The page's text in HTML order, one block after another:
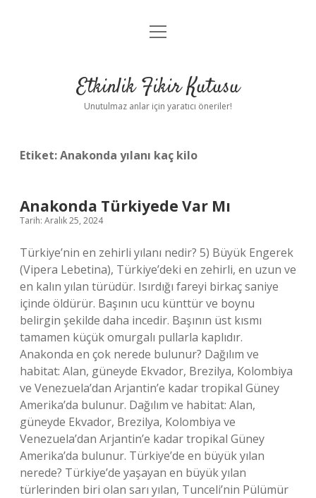
Anasayfa
Yasal Uyarı
menüyü
Etkinlik Fikir Kutusu
Unutulmaz anlar için yaratıcı öneriler!
Etiket:Anakonda yılanı kaç kilo
Anakonda Türkiyede Var Mı
Tarih: Aralık 25, 2024
Türkiye’nin en zehirli yılanı nedir? 5) Büyük Engerek
(Vipera Lebetina), Türkiye’deki en zehirli, en uzun ve
en kalın yılan türüdür. Isırdığı fareyi birkaç saniye
içinde öldürür. Başının ucu künttür ve boynu
belirgin şekilde daha incedir. Başının üst kısmı
tamamen küçük omurgalı pullarla kaplıdır.
Anakonda en çok nerede bulunur? Dağılım ve
habitat: Alan, güneyde Ekvador, Brezilya, Kolombiya
ve Venezuela’dan Arjantin’e kadar tropikal Güney
Amerika’da bulunur. Dağılım ve habitat: Alan,
güneyde Ekvador, Brezilya, Kolombiya ve
Venezuela’dan Arjantin’e kadar tropikal Güney
Amerika’da bulunur. Türkiye’de en büyük yılan
nerede? Türkiye’de yaşayan en büyük yılan
türlerinden biri olan sarı yılan, Tunceli’nin Pülümür